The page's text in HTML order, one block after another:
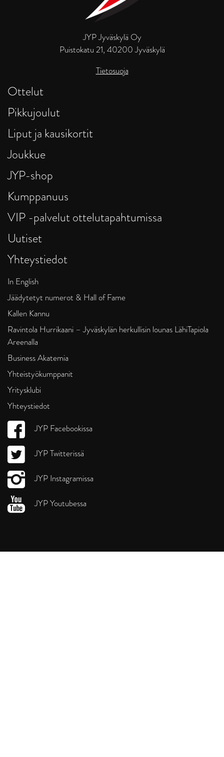
JYP Jyväskylä Oy
Puistokatu 21, 40200 Jyväskylä
Tietosuoja
Ottelut
Pikkujoulut
Liput ja kausikortit
Joukkue
JYP-shop
Kumppanuus
VIP -palvelut ottelutapahtumissa
Uutiset
Yhteystiedot
In English
Jäädytetyt numerot & Hall of Fame
Kallen Kannu
Ravintola Hurrikaani – Jyväskylän herkullisin lounas LähiTapiola
Areenalla
Business Akatemia
Yhteistyökumppanit
Yritysklubi
Yhteystiedot
JYP Facebookissa
JYP Twitterissä
JYP Instagramissa
JYP Youtubessa